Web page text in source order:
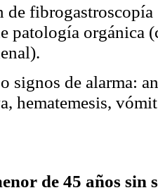
de
patología orgánica
signos de alarma:
hematemesis,
de 45 años